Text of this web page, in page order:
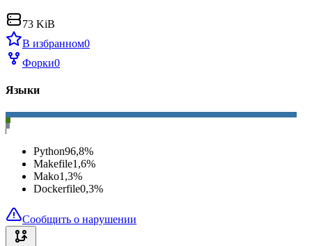
73 KiB
В избранном0
Форки0
Языки
Python96,8%
Makefile1,6%
Mako1,3%
Dockerfile0,3%
Сообщить о нарушении